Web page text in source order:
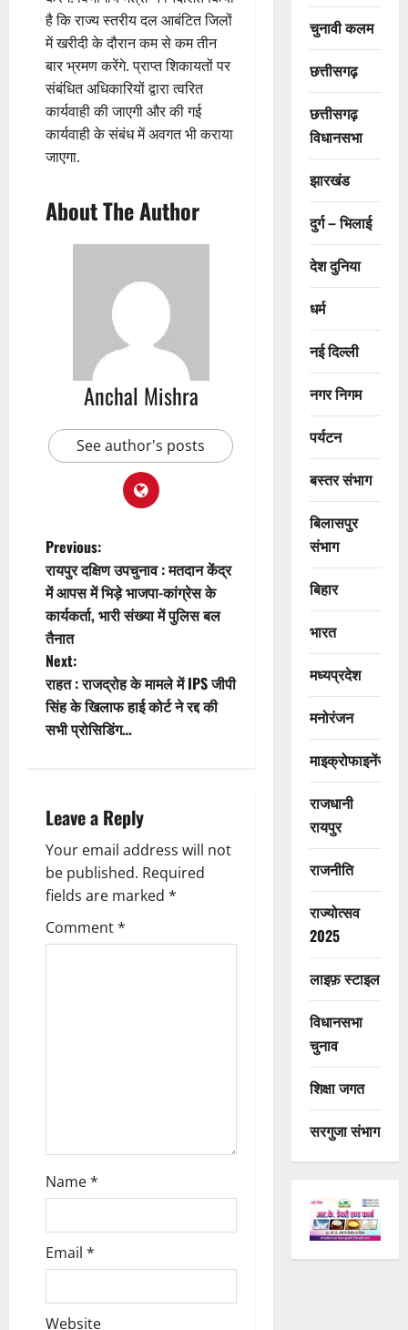
है कि राज्य स्तरीय दल आबंटित जिलों
में खरीदी के दौरान कम से कम तीन
बार भ्रमण करेंगे. प्राप्त शिकायतों पर
संबंधित अधिकारियों द्वारा त्वरित
कार्यवाही की जाएगी और की गई
कार्यवाही के संबंध में अवगत भी कराया
जाएगा.
About The Author
Anchal Mishra
See author's posts
P
o
s
t
n
a
i
g
a
t
Previous:
रायपुर दक्षिण उपचुनाव : मतदान केंद्र
में आपस में भिड़े भाजपा-कांग्रेस के
कार्यकर्ता, भारी संख्या में पुलिस बल
तैनात
Next:
राहत : राजद्रोह के मामले में IPS जीपी
सिंह के खिलाफ हाई कोर्ट ने रद्द की
सभी प्रोसिडिंग…
Leave a Reply
Your email address will not
be published. Required
fields are marked *
Comment*
Name*
Email *
Website
चुनावी कलम
छत्तीसगढ़
छत्तीसगढ़
विधानसभा
झारखंड
दुर्ग – भिलाई
देश दुनिया
धर्म
नई दिल्ली
नगर निगम
पर्यटन
बस्तर संभाग
बिलासपुर
संभाग
बिहार
भारत
मध्यप्रदेश
मनोरंजन
माइक्रोफाइनेंस
राजधानी
रायपुर
राजनीति
राज्योत्सव
2025
लाइफ़ स्टाइल
विधानसभा
चुनाव
शिक्षा जगत
सरगुजा संभाग